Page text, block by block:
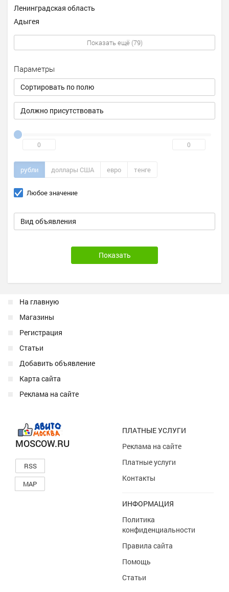
Ленинградская область
Адыгея
Показать ещё (79)
Параметры
Сортировать по полю
Должно присутствовать
рубли доллары США евро тенге
Любое значение
Вид объявления
На главную
Магазины
Регистрация
Статьи
Добавить объявление
Карта сайта
Реклама на сайте
MOSCOW.RU
RSS
MAP
ПЛАТНЫЕ УСЛУГИ
Реклама на сайте
Платные услуги
Контакты
ИНФОРМАЦИЯ
Политика
конфиденциальности
Правила сайта
Помощь
Статьи